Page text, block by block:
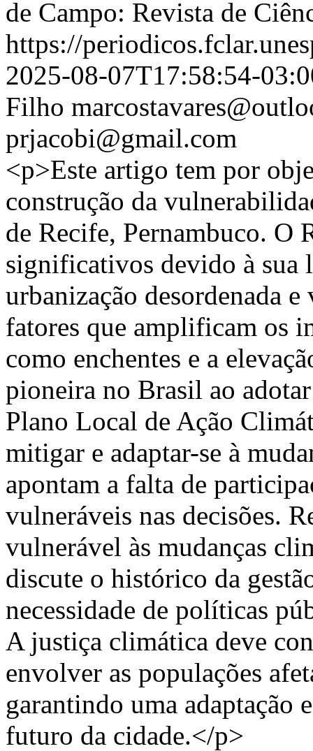
de Campo: Revista de
https://
2025-08-07T17:58:54-
Filho
prjacobi@gmail.com
<p>Este artigo tem por
construção da
de Recife, Pernambuco. O
significativos devido à sua
urbanização desordenada
fatores que amplificam os
como enchentes e a
pioneira no Brasil ao
Plano Local de Ação
mitigar e adaptar-se à
apontam a falta de
vulneráveis nas decisões.
vulnerável às mudanças
discute o histórico da
necessidade de políticas
A justiça climática deve
envolver as populações
garantindo uma adaptação
futuro da cidade.</p>